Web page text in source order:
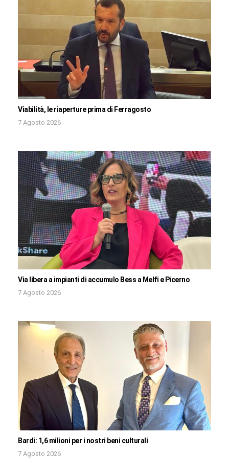
Viabilità, le riaperture prima di Ferragosto
7 Agosto 2026
Via libera a impianti di accumulo Bess a Melfi e Picerno
7 Agosto 2026
Bardi: 1,6 milioni per i nostri beni culturali
7 Agosto 2026